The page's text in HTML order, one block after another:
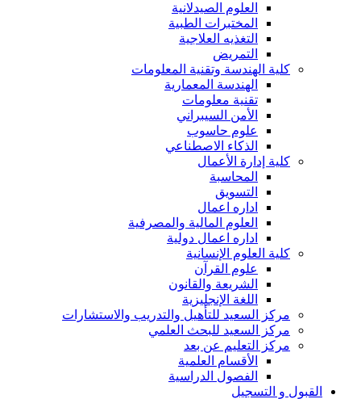
العلوم الصيدلانية
المختبرات الطبية
التغذيه العلاجية
التمريض
كلية الهندسة وتقنية المعلومات
الهندسة المعمارية
تقنية معلومات
الأمن السيبراني
علوم حاسوب
الذكاء الاصطناعي
كلية إدارة الأعمال
المحاسبة
التسويق
اداره اعمال
العلوم المالية والمصرفية
اداره اعمال دولية
كلية العلوم الإنسانية
علوم القرآن
الشريعة والقانون
اللغة الإنجليزية
مركز السعيد للتأهيل والتدريب والاستشارات
مركز السعيد للبحث العلمي
مركز التعليم عن بعد
الأقسام العلمية
الفصول الدراسية
القبول و التسجيل